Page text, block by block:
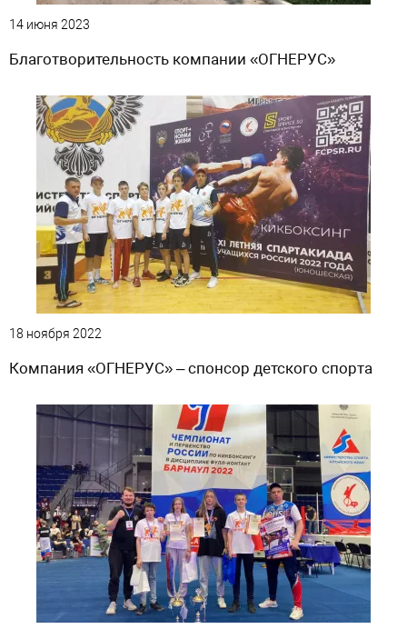
14 июня 2023
Благотворительность компании «ОГНЕРУС»
18 ноября 2022
Компания «ОГНЕРУС» – спонсор детского спорта